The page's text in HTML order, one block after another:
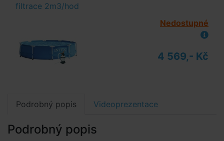
filtrace 2m3/hod
Nedostupné
4 569,- Kč
Podrobný popis Videoprezentace
Podrobný popis